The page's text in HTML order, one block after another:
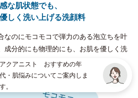
な肌状態でも、
しく洗い上げる洗顔料
なのにモコモコで弾力のある泡立ちを叶
成分的にも物理的にも、お肌を優しく洗
アクアニスト おすすめの年
代・肌悩みについてご案内しま
す。